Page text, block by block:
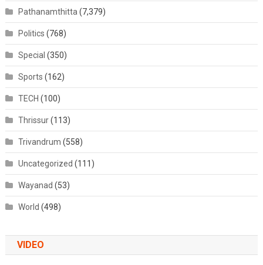
Pathanamthitta(7,379)
Politics (768)
Special (350)
Sports (162)
TECH (100)
Thrissur(113)
Trivandrum (558)
Uncategorized (111)
Wayanad (53)
World (498)
VIDEO